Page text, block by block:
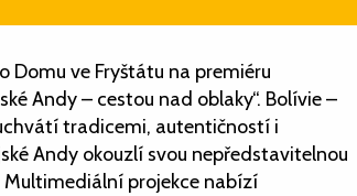
Domu ve Fryštátu na premiéru
Andy – cestou nad oblaky“. Bolívie –
tradicemi, autentičností i
Andy okouzlí svou nepředstavitelnou
projekce nabízí